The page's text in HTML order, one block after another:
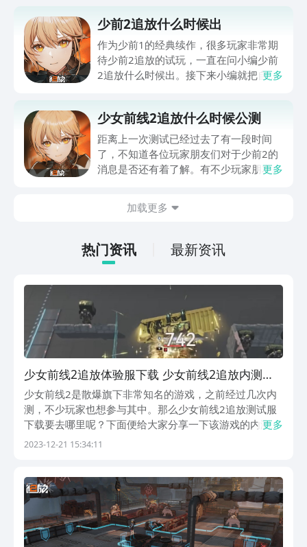
少前2追放什么时候出
作为少前1的经典续作，很多玩家非常期
待少前2追放的试玩，一直在问小编少前
2追放什么时候出。接下来小编就把自己
哦。作为3D的美式战棋手游，本作无论
是游戏画面还是机制的设计都非常用心，
绝不会辜负玩家们的期待。
更多
少女前线2追放什么时候公测
距离上一次测试已经过去了有一段时间
了，不知道各位玩家朋友们对于少前2的
消息是否还有着了解。有不少玩家朋友们
据官方的消息给大家解答一下这个问题，
加深刻的了解，一起来看一看吧。
更多
加载更多
热门资讯 最新资讯
少女前线2追放体验服下载 少女前线2追放内测怎
么参加
少女前线2是散爆旗下非常知名的游戏，之前经过几次内
测，不少玩家也想参与其中。那么少女前线2追放测试服
下载要去哪里呢？下面便给大家分享一下该游戏的内测参
与方式，没有参加过上一次测试的小伙伴，不妨来看一看
更多
2023-12-21 15:34:11